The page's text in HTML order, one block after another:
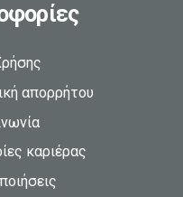
απορρήτου
καριέρας